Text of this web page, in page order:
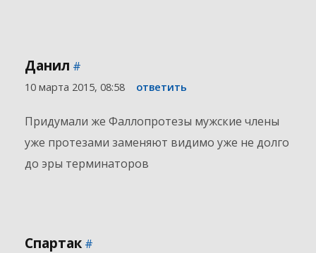
Данил #
10 марта 2015, 08:58 ответить
Придумали же Фаллопротезы мужские члены
уже протезами заменяют видимо уже не долго
до эры терминаторов
Спартак #